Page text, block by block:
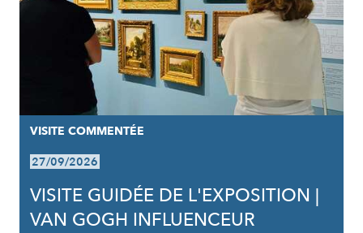
VISITE COMMENTÉE
27/09/2026
VISITE GUIDÉE DE L'EXPOSITION |
VAN GOGH INFLUENCEUR